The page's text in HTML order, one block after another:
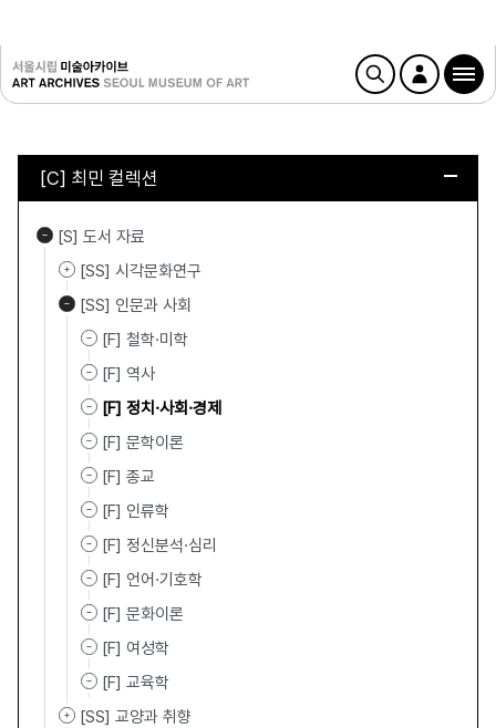
[C] 최민 컬렉션
[S] 도서 자료
[SS] 시각문화연구
[SS] 인문과 사회
[F] 철학·미학
[F] 역사
[F] 정치·사회·경제
[F] 문학이론
[F] 종교
[F] 인류학
[F] 정신분석·심리
[F] 언어·기호학
[F] 문화이론
[F] 여성학
[F] 교육학
[SS] 교양과 취향